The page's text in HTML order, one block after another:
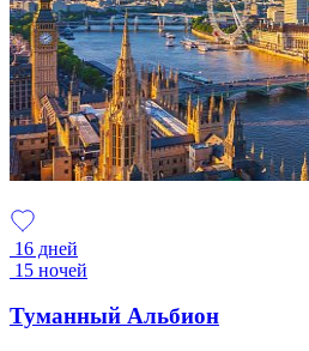
16 дней
15 ночей
Туманный Альбион